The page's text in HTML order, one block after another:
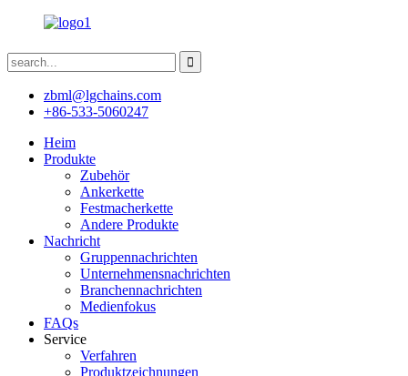
zbml@lgchains.com
+86-533-5060247
Heim
Produkte
Zubehör
Ankerkette
Festmacherkette
Andere Produkte
Nachricht
Gruppennachrichten
Unternehmensnachrichten
Branchennachrichten
Medienfokus
FAQs
Service
Verfahren
Produktzeichnungen